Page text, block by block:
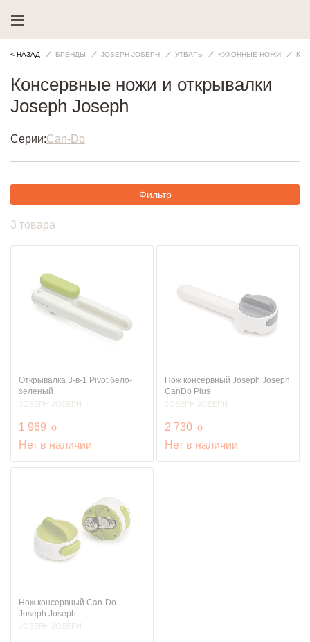
< НАЗАД БРЕНДЫ JOSEPH JOSEPH УТВАРЬ КУХОННЫЕ НОЖИ
Консервные ножи и открывалки
Joseph Joseph
Серии:Can-Do
Фильтр
3 товара
Открывалка 3-в-1 Pivot бело-
зеленый
JOSEPH JOSEPH
1 969 руб.
o
Нет в наличии
Нож консервный Joseph Joseph
CanDo Plus
JOSEPH JOSEPH
2 730 руб.
o
Нет в наличии
Нож консервный Can-Do
Joseph Joseph
JOSEPH JOSEPH